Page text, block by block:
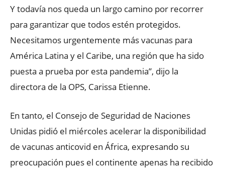
Y todavía nos queda un largo camino por recorrer
para garantizar que todos estén protegidos.
Necesitamos urgentemente más vacunas para
América Latina y el Caribe, una región que ha sido
puesta a prueba por esta pandemia”, dijo la
directora de la OPS, Carissa Etienne.
En tanto, el Consejo de Seguridad de Naciones
Unidas pidió el miércoles acelerar la disponibilidad
de vacunas anticovid en África, expresando su
preocupación pues el continente apenas ha recibido